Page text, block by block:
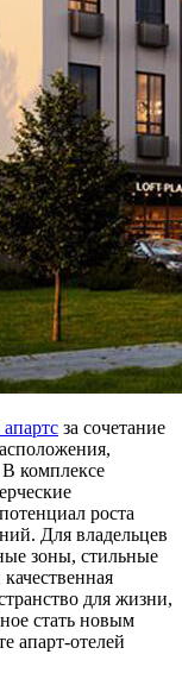
за сочетание
комплексе
роста
Для владельцев
зоны, стильные
для жизни,
стать новым
апарт-отелей